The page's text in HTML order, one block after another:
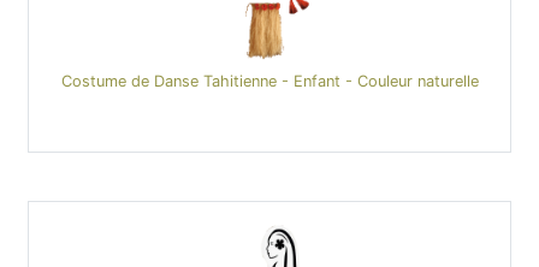
Costume de Danse Tahitienne - Enfant - Couleur naturelle